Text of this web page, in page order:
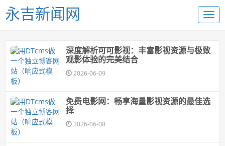
永吉新闻网
深度解析可可影视：丰富影视资源与极致
观影体验的完美结合
2026-06-09
免费电影网：畅享海量影视资源的最佳选
择
2026-06-08